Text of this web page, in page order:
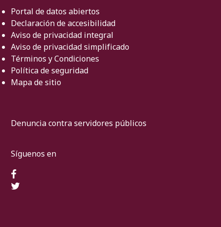
Portal de datos abiertos
Declaración de accesibilidad
Aviso de privacidad integral
Aviso de privacidad simplificado
Términos y Condiciones
Política de seguridad
Mapa de sitio
Denuncia contra servidores públicos
Síguenos en